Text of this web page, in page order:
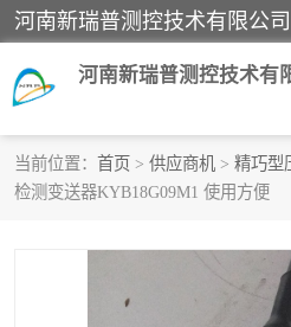
河南新瑞普测控技术有
当前位置： 首页 > 供应商机 > 精巧型
检测变送器KYB18G09M1 使用方便
霍尼韦尔压力变送器